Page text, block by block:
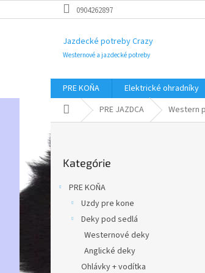
na
0904262897
Jazdecké potreby Crazy
Westernové a jazdecké potreby
PRE KOŇA Elektrické ohradníky
DomovPRE JAZDCA Western
o
č
n
kategórie
Kategórie
PRE KOŇA
Uzdy pre kone
Deky pod sedlá
Westernové deky
Anglické deky
Ohlávky + vodítka